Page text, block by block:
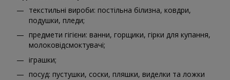
текстильні вироби: постільна білизна, ковдри,
подушки, пледи;
предмети гігієни: ванни, горщики, гірки для купання,
молоковідсмоктувачі;
іграшки;
посуд: пустушки, соски, пляшки, виделки та ложки